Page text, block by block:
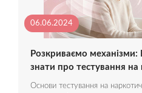
06.06.2024
Розкриваємо
знати про тестування на
Основи тестування на